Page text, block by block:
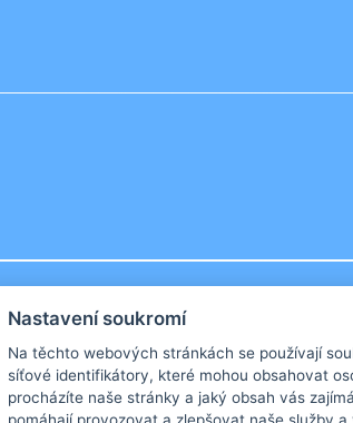
Nastavení soukromí
Na těchto webových stránkách se používají
síťové identifikátory, které mohou obsahovat
procházíte naše stránky a jaký obsah vás